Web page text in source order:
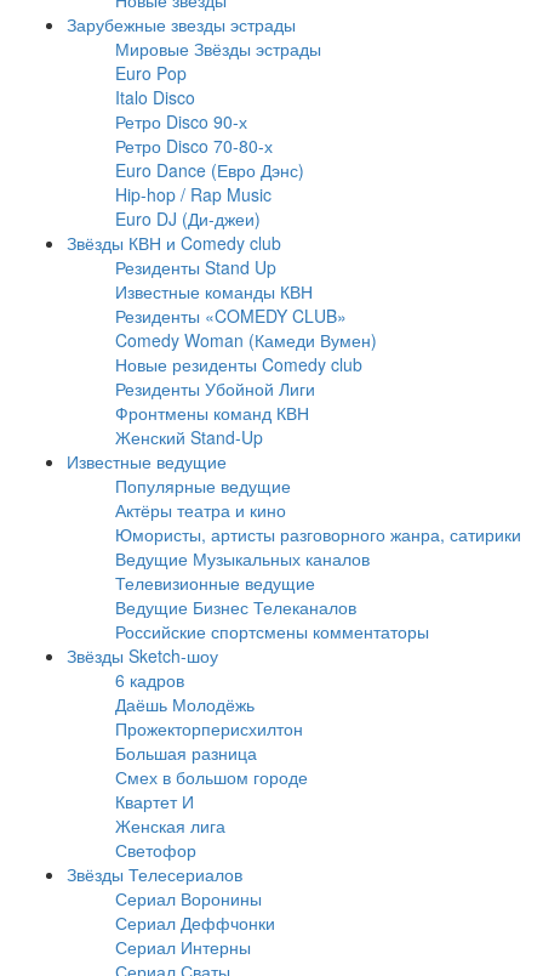
Зарубежные звезды эстрады
Мировые Звёзды эстрады
Euro Pop
Italo Disco
Ретро Disco 90-х
Ретро Disco 70-80-х
Euro Dance (Евро Дэнс)
Hip-hop / Rap Music
Euro DJ (Ди-джеи)
Звёзды КВН и Comedy club
Резиденты Stand Up
Известные команды КВН
Резиденты «COMEDY CLUB»
Comedy Woman (Камеди Вумен)
Новые резиденты Comedy club
Резиденты Убойной Лиги
Фронтмены команд КВН
Женский Stand-Up
Известные ведущие
Популярные ведущие
Актёры театра и кино
Юмористы, артисты разговорного жанра, сатирики
Ведущие Музыкальных каналов
Телевизионные ведущие
Ведущие Бизнес Телеканалов
Российские спортсмены комментаторы
Звёзды Sketch-шоу
6 кадров
Даёшь Молодёжь
Прожекторперисхилтон
Большая разница
Смех в большом городе
Квартет И
Женская лига
Светофор
Звёзды Телесериалов
Сериал Воронины
Сериал Деффчонки
Сериал Интерны